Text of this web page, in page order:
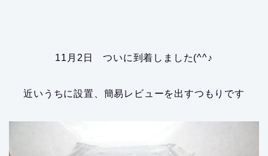
11月2日 ついに到着しました(^^♪
近いうちに設置、簡易レビューを出すつもりです